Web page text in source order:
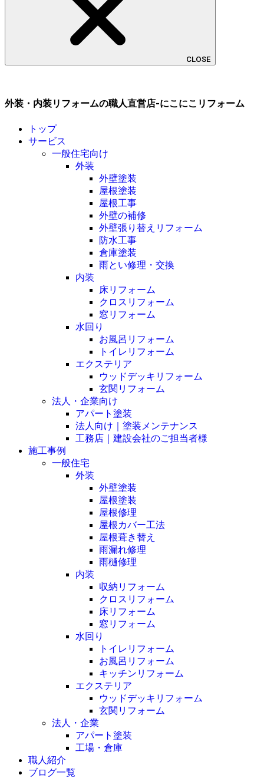
CLOSE
外装・内装リフォームの職人直営店-にこにこリフォーム
トップ
サービス
一般住宅向け
外装
外壁塗装
屋根塗装
屋根工事
外壁の補修
外壁張り替えリフォーム
防水工事
倉庫塗装
雨とい修理・交換
内装
床リフォーム
クロスリフォーム
窓リフォーム
水回り
お風呂リフォーム
トイレリフォーム
エクステリア
ウッドデッキリフォーム
玄関リフォーム
法人・企業向け
アパート塗装
法人向け｜塗装メンテナンス
工務店｜建設会社のご担当者様
施工事例
一般住宅
外装
外壁塗装
屋根塗装
屋根修理
屋根カバー工法
屋根葺き替え
雨漏れ修理
雨樋修理
内装
収納リフォーム
クロスリフォーム
床リフォーム
窓リフォーム
水回り
トイレリフォーム
お風呂リフォーム
キッチンリフォーム
エクステリア
ウッドデッキリフォーム
玄関リフォーム
法人・企業
アパート塗装
工場・倉庫
職人紹介
ブログ一覧